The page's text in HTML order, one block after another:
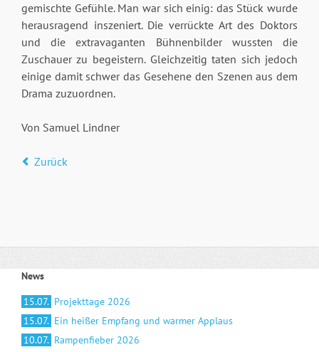
gemischte Gefühle. Man war sich einig: das Stück wurde
herausragend inszeniert. Die verrückte Art des Doktors
und die extravaganten Bühnenbilder wussten die
Zuschauer zu begeistern. Gleichzeitig taten sich jedoch
einige damit schwer das Gesehene den Szenen aus dem
Drama zuzuordnen.
Von Samuel Lindner
Zurück
News
15.07. Projekttage 2026
15.07. Ein heißer Empfang und warmer Applaus
10.07. Rampenfieber 2026